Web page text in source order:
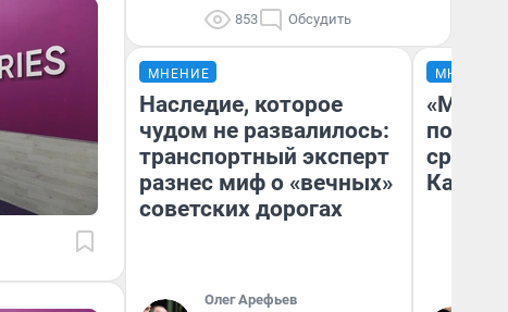
853 Обсудить
МНЕНИЕ
Наследие, которое
чудом не развалилось:
транспортный эксперт
разнес миф о «вечных»
советских дорогах
Олег Арефьев
МНЕНИЕ